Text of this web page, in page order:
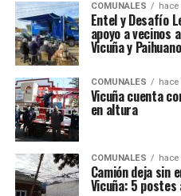
COMUNALES hace
Entel y Desafío
apoyo a vecinos
Vicuña y Paihuano
COMUNALES hace
Vicuña cuenta
en altura
COMUNALES hace
Camión deja sin
Vicuña: 5